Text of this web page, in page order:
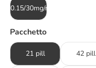
0.15/30mg/mcg
Pacchetto
21 pill 42 pill